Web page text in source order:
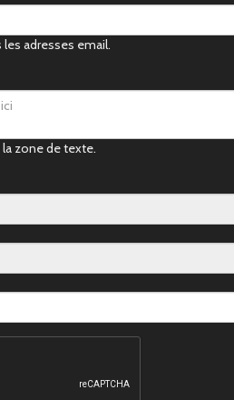
adresses email.
la zone de texte.